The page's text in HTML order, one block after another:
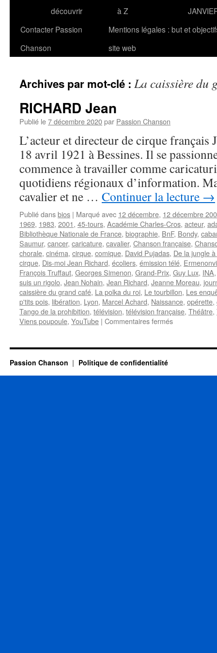
découvrir
à Z
Contacter Passion
Chanson
Mentions légales : but et
site web
Archives par mot-clé : La caissière du
RICHARD Jean
Publié le7 décembre 2020par Passion Chanson
L’acteur et directeur de cirque
18 avril 1921 à Bessines. Il se
commence à travailler comme
quotidiens régionaux d’information.
cavalier et ne … Continuer la lecture →
Publié dansbios | Marqué avec 12 décembre, 12 décembre
1969, 1983, 2001, 45-tours, Académie Charles-Cros, acteur,
Bibliothèque Nationale de France, biographie, BnF, Bondy,
Saumur, cancer, caricature, cavalier, Chanson française,
chorale, cinéma, cirque, comique, David Pujadas, De la jungle
cirque, Dis-moi Jean Richard, écoliers, émission télé,
François Truffaut, Georges Simenon, Grand-Prix, Guy Lux, INA
suis un rigolo, Jean Nohain, Jean Richard, Jeanne Moreau,
caissière du grand café, La polka du roi, Le tourbillon, Les
p'tits pois, libération, Lyon, Marcel Achard, Naissance, opérette,
Tango de la prohibition, télévision, télévision française, Théâtre,
Viens poupoule, YouTube | Commentaires ferméssur
Passion Chanson Politique de confidentialité